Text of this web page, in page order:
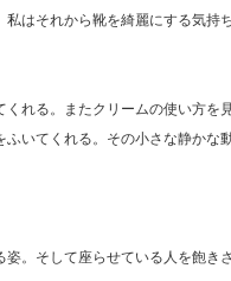
はそれから靴を綺麗にする気持
れる。またクリームの使い方を
いてくれる。その小さな静かな
。そして座らせている人を飽き